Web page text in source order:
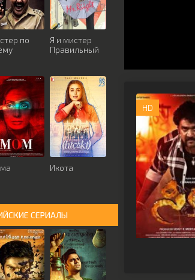
HD
по
Я и мистер
Правильный
Икота
СЕРИАЛЫ